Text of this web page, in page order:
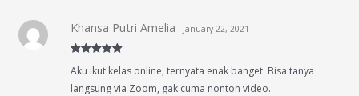
of 5
Khansa Putri Amelia January 22, 2021
Aku ikut kelas online, ternyata enak banget. Bisa tanya
langsung via Zoom, gak cuma nonton video.